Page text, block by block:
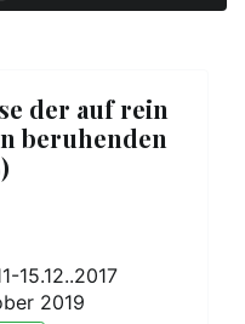
der auf rein
beruhenden
15.12..2017
2019